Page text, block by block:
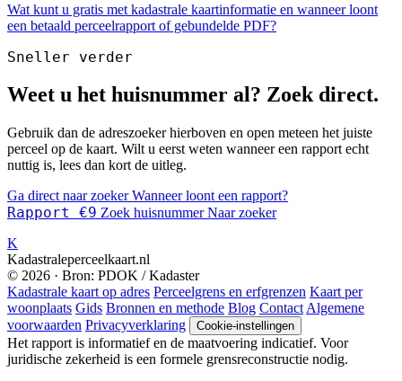
Wat kunt u gratis met kadastrale kaartinformatie en wanneer loont
een betaald perceelrapport of gebundelde PDF?
Sneller verder
Weet u het huisnummer al? Zoek direct.
Gebruik dan de adreszoeker hierboven en open meteen het juiste
perceel op de kaart. Wilt u eerst weten wanneer een rapport echt
nuttig is, lees dan kort de uitleg.
Ga direct naar zoekerWanneer loont een rapport?
Rapport €9 Zoek huisnummer Naar zoeker
K
Kadastraleperceelkaart.nl
© 2026 · Bron: PDOK / Kadaster
Kadastrale kaart op adres Perceelgrens en erfgrenzen Kaart per
woonplaats Gids Bronnen en methode Blog Contact Algemene
voorwaarden Privacyverklaring Cookie-instellingen
Het rapport is informatief en de maatvoering indicatief. Voor
juridische zekerheid is een formele grensreconstructie nodig.